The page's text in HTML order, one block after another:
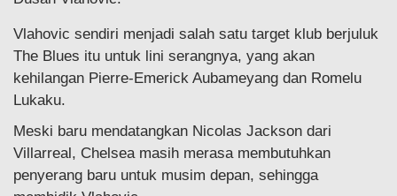
Vlahovic sendiri menjadi salah satu target klub berjuluk
The Blues itu untuk lini serangnya, yang akan
kehilangan Pierre-Emerick Aubameyang dan Romelu
Lukaku.
Meski baru mendatangkan Nicolas Jackson dari
Villarreal, Chelsea masih merasa membutuhkan
penyerang baru untuk musim depan, sehingga